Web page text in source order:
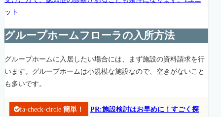
ット...
グループホームフローラの入所方法
グループホームに入居したい場合には、まず施設の資料請求を行
います。グループホームは小規模な施設なので、空きがないこと
も多いです。
fa-check-circle 簡単！
PR:施設検討はお早めに！すごく探